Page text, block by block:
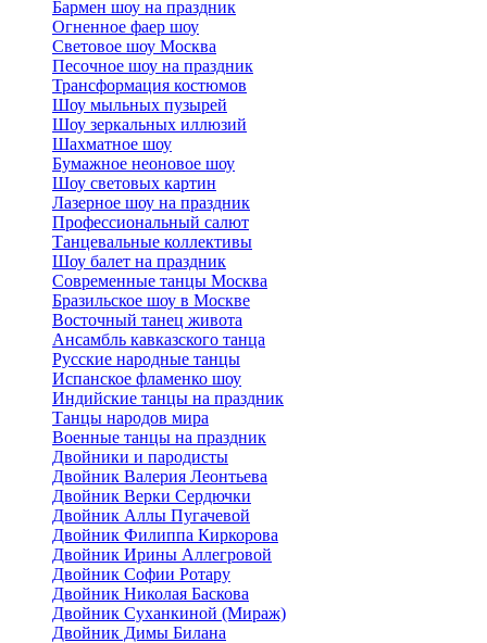
Бармен шоу на праздник
Огненное фаер шоу
Световое шоу Москва
Песочное шоу на праздник
Трансформация костюмов
Шоу мыльных пузырей
Шоу зеркальных иллюзий
Шахматное шоу
Бумажное неоновое шоу
Шоу световых картин
Лазерное шоу на праздник
Профессиональный салют
Танцевальные коллективы
Шоу балет на праздник
Современные танцы Москва
Бразильское шоу в Москве
Восточный танец живота
Ансамбль кавказского танца
Русские народные танцы
Испанское фламенко шоу
Индийские танцы на праздник
Танцы народов мира
Военные танцы на праздник
Двойники и пародисты
Двойник Валерия Леонтьева
Двойник Верки Сердючки
Двойник Аллы Пугачевой
Двойник Филиппа Киркорова
Двойник Ирины Аллегровой
Двойник Софии Ротару
Двойник Николая Баскова
Двойник Суханкиной (Мираж)
Двойник Димы Билана